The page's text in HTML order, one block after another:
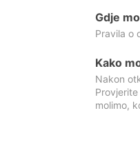
Gdje
Pravila o
Kako
Nakon
molimo,